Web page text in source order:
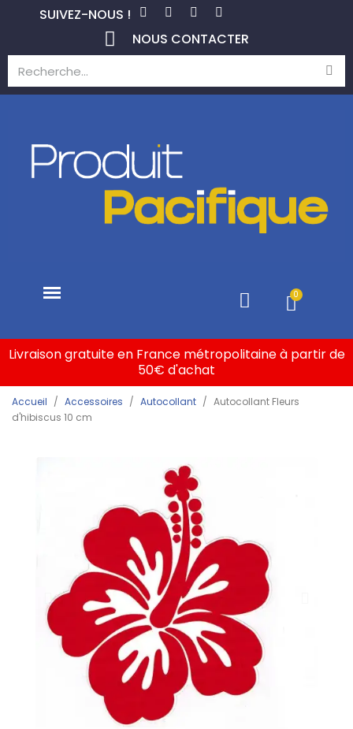
SUIVEZ-NOUS !
NOUS CONTACTER
Livraison gratuite en France métropolitaine à partir de
50€ d'achat
Accueil Accessoires Autocollant
Autocollant Fleurs
d'hibiscus 10 cm